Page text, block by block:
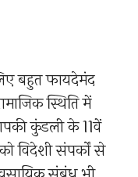
बहुत फायदेमंद
स्थिति में
कुंडली के 11वें
विदेशी संपर्कों से